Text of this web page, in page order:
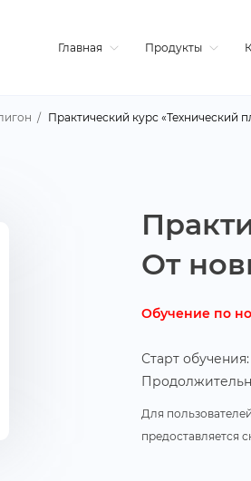
Главная Продукты
Практический курс «Технический
От
Обучение по
Старт обучения:
Для
предоставляется